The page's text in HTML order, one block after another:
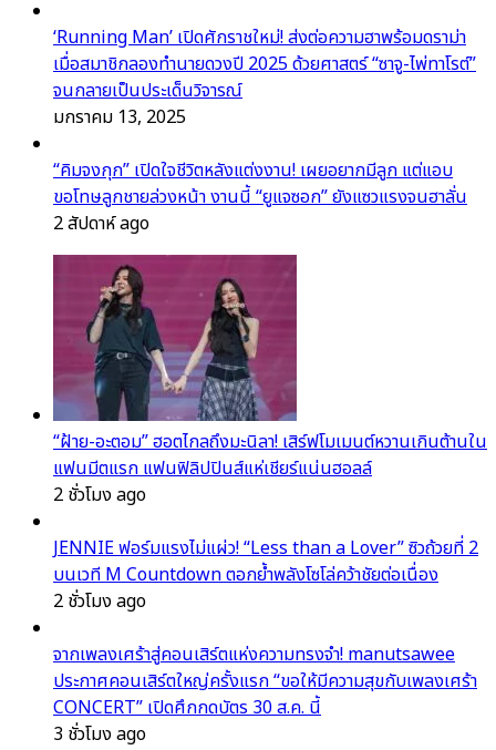
‘Running Man’ เปิดศักราชใหม่! ส่งต่อความฮาพร้อมดราม่า
เมื่อสมาชิกลองทำนายดวงปี 2025 ด้วยศาสตร์ “ซาจู-ไพ่ทาโรต์”
จนกลายเป็นประเด็นวิจารณ์
มกราคม 13, 2025
“คิมจงกุก” เปิดใจชีวิตหลังแต่งงาน! เผยอยากมีลูก แต่แอบ
ขอโทษลูกชายล่วงหน้า งานนี้ “ยูแจซอก” ยังแซวแรงจนฮาลั่น
2 สัปดาห์ ago
“ฝ้าย-อะตอม” ฮอตไกลถึงมะนิลา! เสิร์ฟโมเมนต์หวานเกินต้านใน
แฟนมีตแรก แฟนฟิลิปปินส์แห่เชียร์แน่นฮอลล์
2 ชั่วโมง ago
JENNIE ฟอร์มแรงไม่แผ่ว! “Less than a Lover” ซิวถ้วยที่ 2
บนเวที M Countdown ตอกย้ำพลังโซโล่คว้าชัยต่อเนื่อง
2 ชั่วโมง ago
จากเพลงเศร้าสู่คอนเสิร์ตแห่งความทรงจำ! manutsawee
ประกาศคอนเสิร์ตใหญ่ครั้งแรก “ขอให้มีความสุขกับเพลงเศร้า
CONCERT” เปิดศึกกดบัตร 30 ส.ค. นี้
3 ชั่วโมง ago